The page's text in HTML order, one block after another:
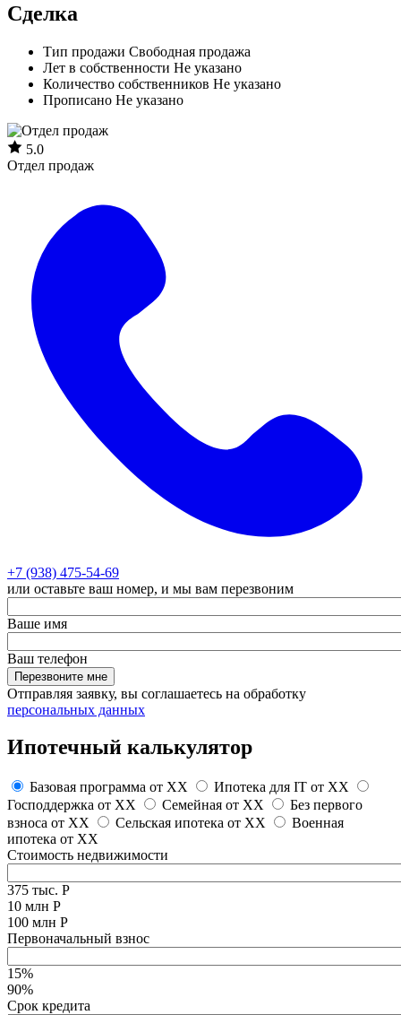
Сделка
Тип продажи Свободная продажа
Лет в собственности Не указано
Количество собственников Не указано
Прописано Не указано
5.0
Отдел продаж
+7 (938) 475-54-69
или оставьте ваш номер, и мы вам перезвоним
Ваше имя
Ваш телефон
Перезвоните мне
Отправляя заявку, вы соглашаетесь на обработку
персональных данных
Ипотечный калькулятор
Базовая программа от XX Ипотека для IT от XX
Господдержка от XX Семейная от XX
Без первого
взноса от XX Сельская ипотека от XX
Военная
ипотека от XX
Стоимость недвижимости
375 тыс. Р
10 млн Р
100 млн Р
Первоначальный взнос
15%
90%
Срок кредита